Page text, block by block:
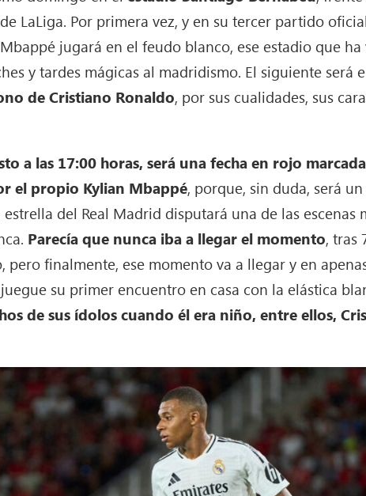
LaLiga. Por primera vez, y en su tercer partido
jugará en el feudo blanco, ese estadio que
y tardes mágicas al madridismo. El siguiente será
de Cristiano Ronaldo, por sus cualidades, sus
a las 17:00 horas, será una fecha en rojo
el propio Kylian Mbappé, porque, sin duda, será
del Real Madrid disputará una de las escenas
Parecía que nunca iba a llegar el momento, tras
finalmente, ese momento va a llegar y en
su primer encuentro en casa con la elástica
de sus ídolos cuando él era niño, entre ellos,